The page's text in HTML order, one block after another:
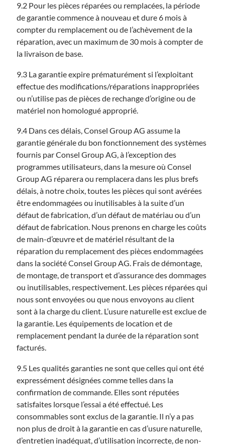
9.2 Pour les pièces réparées ou remplacées, la période
de garantie commence à nouveau et dure 6 mois à
compter du remplacement ou de l’achèvement de la
réparation, avec un maximum de 30 mois à compter de
la livraison de base.
9.3 La garantie expire prématurément si l’exploitant
effectue des modifications/réparations inappropriées
ou n’utilise pas de pièces de rechange d’origine ou de
matériel non homologué approprié.
9.4 Dans ces délais, Consel Group AG assume la
garantie générale du bon fonctionnement des systèmes
fournis par Consel Group AG, à l’exception des
programmes utilisateurs, dans la mesure où Consel
Group AG réparera ou remplacera dans les plus brefs
délais, à notre choix, toutes les pièces qui sont avérées
être endommagées ou inutilisables à la suite d’un
défaut de fabrication, d’un défaut de matériau ou d’un
défaut de fabrication. Nous prenons en charge les coûts
de main-d’œuvre et de matériel résultant de la
réparation du remplacement des pièces endommagées
dans la société Consel Group AG. Frais de démontage,
de montage, de transport et d’assurance des dommages
ou inutilisables, respectivement. Les pièces réparées qui
nous sont envoyées ou que nous envoyons au client
sont à la charge du client. L’usure naturelle est exclue de
la garantie. Les équipements de location et de
remplacement pendant la durée de la réparation sont
facturés.
9.5 Les qualités garanties ne sont que celles qui ont été
expressément désignées comme telles dans la
confirmation de commande. Elles sont réputées
satisfaites lorsque l’essai a été effectué. Les
consommables sont exclus de la garantie. Il n’y a pas
non plus de droit à la garantie en cas d’usure naturelle,
d’entretien inadéquat, d’utilisation incorrecte, de non-